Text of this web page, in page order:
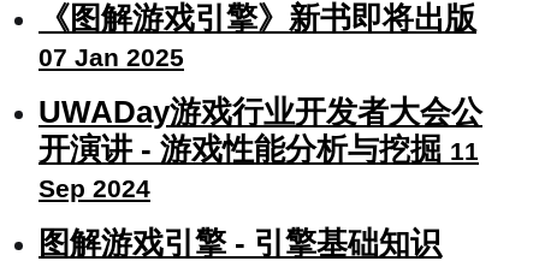
《图解游戏引擎》新书即将出版
07 Jan 2025
UWADay游戏行业开发者大会公
开演讲 - 游戏性能分析与挖掘 11
Sep 2024
图解游戏引擎 - 引擎基础知识